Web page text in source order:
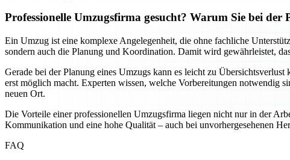
Professionelle Umzugsfirma gesucht? Warum Sie bei
Ein Umzug ist eine komplexe Angelegenheit, die ohne fachliche
sondern auch die Planung und Koordination. Damit wird gewährleistet,
Gerade bei der Planung eines Umzugs kann es leicht zu
erst möglich macht. Experten wissen, welche Vorbereitungen notwendig
neuen Ort.
Die Vorteile einer professionellen Umzugsfirma liegen nicht nur in der
Kommunikation und eine hohe Qualität – auch bei unvorhergesehenen
FAQ